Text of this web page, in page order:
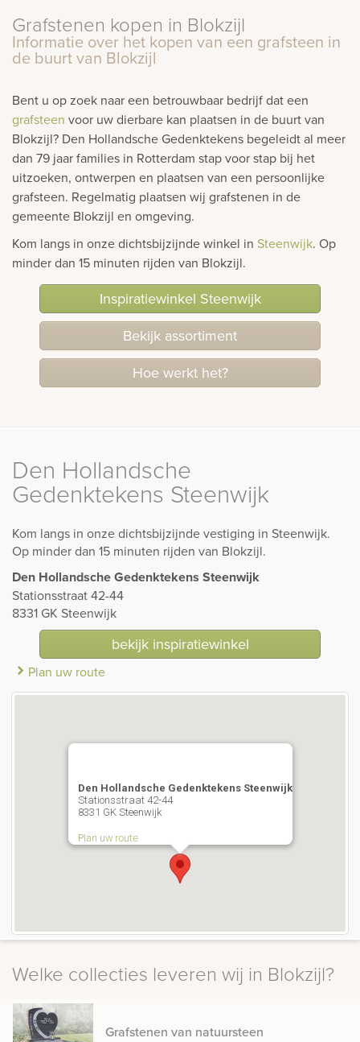
Grafstenen kopen in Blokzijl
Informatie over het kopen van een grafsteen in
de buurt van Blokzijl
Bent u op zoek naar een betrouwbaar bedrijf dat een
grafsteen voor uw dierbare kan plaatsen in de buurt van
Blokzijl? Den Hollandsche Gedenktekens begeleidt al meer
dan 79 jaar families in Rotterdam stap voor stap bij het
uitzoeken, ontwerpen en plaatsen van een persoonlijke
grafsteen. Regelmatig plaatsen wij grafstenen in de
gemeente Blokzijl en omgeving.
Kom langs in onze dichtsbijzijnde winkel in Steenwijk. Op
minder dan 15 minuten rijden van Blokzijl.
Inspiratiewinkel Steenwijk
Bekijk assortiment
Hoe werkt het?
Den Hollandsche
Gedenktekens Steenwijk
Kom langs in onze dichtsbijzijnde vestiging in Steenwijk.
Op minder dan 15 minuten rijden van Blokzijl.
Den Hollandsche Gedenktekens Steenwijk
Stationsstraat 42-44
8331 GK Steenwijk
bekijk inspiratiewinkel
Plan uw route
Den Hollandsche Gedenktekens Steenwijk
Stationsstraat 42-44
8331 GK Steenwijk
Plan uw route
Welke collecties leveren wij in Blokzijl?
Grafstenen van natuursteen